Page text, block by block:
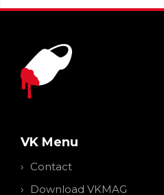
VK Menu
Contact
Download VKMAG